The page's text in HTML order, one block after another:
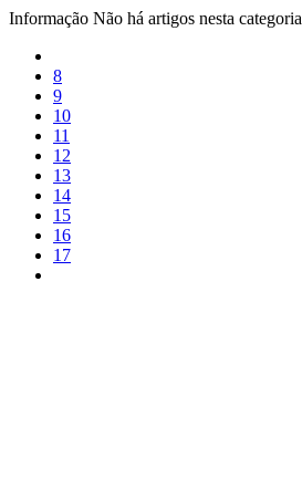
Informação Não há artigos nesta
8
9
10
11
12
13
14
15
16
17